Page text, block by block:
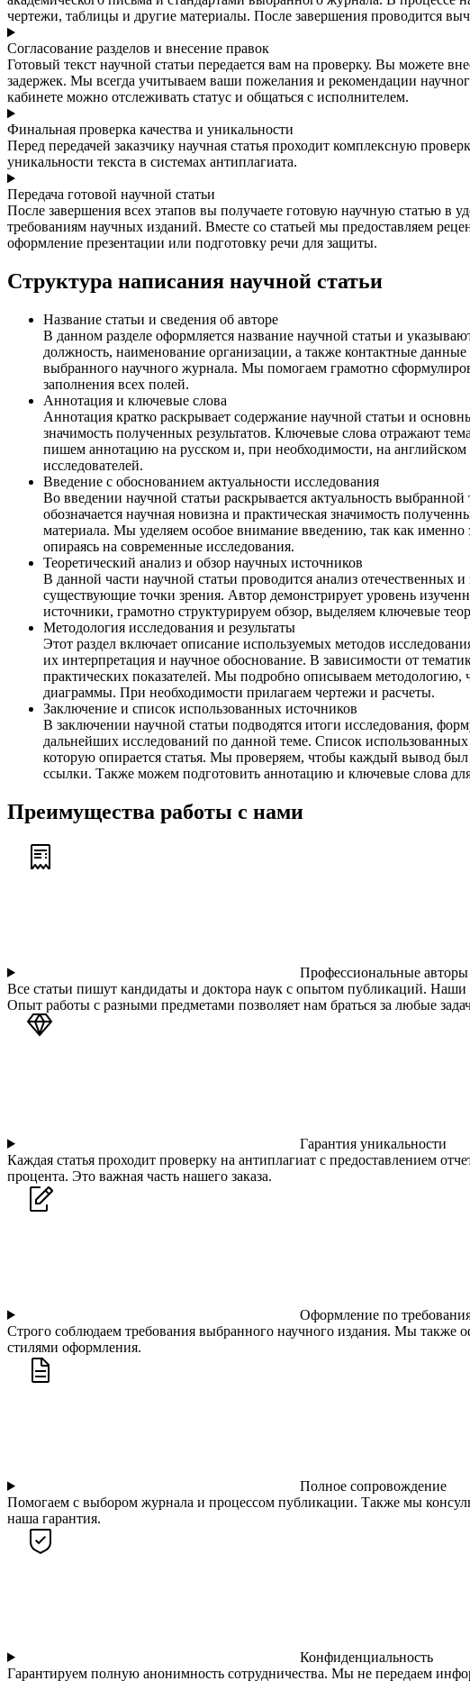
чертежи, таблицы и другие материалы. После завершения проводится
Согласование разделов и внесение правок
Готовый текст научной статьи передается вам на проверку. Вы можете
задержек. Мы всегда учитываем ваши пожелания и рекомендации
кабинете можно отслеживать статус и общаться с исполнителем.
Финальная проверка качества и уникальности
Перед передачей заказчику научная статья проходит комплексную
уникальности текста в системах антиплагиата.
Передача готовой научной статьи
После завершения всех этапов вы получаете готовую научную статью в
требованиям научных изданий. Вместе со статьей мы предоставляем
оформление презентации или подготовку речи для защиты.
Структура написания научной статьи
Название статьи и сведения об авторе
В данном разделе оформляется название научной статьи и
должность, наименование организации, а также контактные
выбранного научного журнала. Мы помогаем грамотно
заполнения всех полей.
Аннотация и ключевые слова
Аннотация кратко раскрывает содержание научной статьи и
значимость полученных результатов. Ключевые слова отражают
пишем аннотацию на русском и, при необходимости, на
исследователей.
Введение с обоснованием актуальности исследования
Во введении научной статьи раскрывается актуальность
обозначается научная новизна и практическая значимость
материала. Мы уделяем особое внимание введению, так как именно
опираясь на современные исследования.
Теоретический анализ и обзор научных источников
В данной части научной статьи проводится анализ
существующие точки зрения. Автор демонстрирует уровень
источники, грамотно структурируем обзор, выделяем ключевые
Методология исследования и результаты
Этот раздел включает описание используемых методов
их интерпретация и научное обоснование. В зависимости от
практических показателей. Мы подробно описываем методологию,
диаграммы. При необходимости прилагаем чертежи и расчеты.
Заключение и список использованных источников
В заключении научной статьи подводятся итоги исследования,
дальнейших исследований по данной теме. Список
которую опирается статья. Мы проверяем, чтобы каждый вывод
ссылки. Также можем подготовить аннотацию и ключевые слова
Преимущества работы с нами
Профессиональные авторы
Все статьи пишут кандидаты и доктора наук с опытом публикаций.
Опыт работы с разными предметами позволяет нам браться за любые
Гарантия уникальности
Каждая статья проходит проверку на антиплагиат с предоставлением
процента. Это важная часть нашего заказа.
Оформление по
Строго соблюдаем требования выбранного научного издания. Мы
стилями оформления.
Полное сопровождение
Помогаем с выбором журнала и процессом публикации. Также мы
наша гарантия.
Конфиденциальность
Гарантируем полную анонимность сотрудничества. Мы не передаем